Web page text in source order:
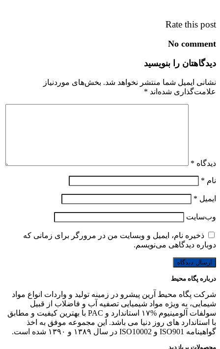
Rate this post
No comment
دیدگاهتان را بنویسید
نشانی ایمیل شما منتشر نخواهد شد. بخش‌های موردنیاز
علامت‌گذاری شده‌اند *
دیدگاه *
نام *
ایمیل *
وب‌سایت
ذخیره نام، ایمیل و وبسایت من در مرورگر برای زمانی که
دوباره دیدگاهی می‌نویسم.
درباره پگاه محیط
شرکت پگاه محیط آرین پیشرو در زمینه تولید و واردات انواع مواد
شیمایی، به ویژه مواد شیمیایی تصفیه آب و فاضلاب از قبیل
سولفات آلومینیوم %۱۷ استاندارد و PAC با بهترین کیفیت و مطابق
با استاندارد های روز دنیا می باشد. این مجموعه موفق به اخذ
گواهینامه ISO901 و ISO10002 در سال ۱۳۸۹ و ۱۳۹۰ شده است.
محصولات پربازدید